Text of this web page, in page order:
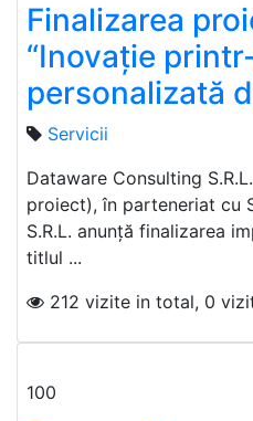
Finalizarea
“Inovație
personalizată
Servicii
Dataware Consulting
proiect), în parteneriat cu
S.R.L. anunță finalizarea
titlul ...
212 vizite in total, 0
100